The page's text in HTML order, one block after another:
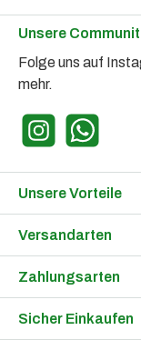
Unsere
Folge uns auf
mehr.
InstagramWhatsApp
Unsere Vorteile
Versandarten
Zahlungsarten
Sicher Einkaufen